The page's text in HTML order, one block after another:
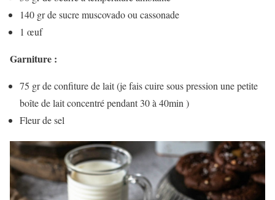
140 gr de sucre muscovado ou cassonade
1 œuf
Garniture :
75 gr de confiture de lait (je fais cuire sous pression une petite
boîte de lait concentré pendant 30 à 40min )
Fleur de sel